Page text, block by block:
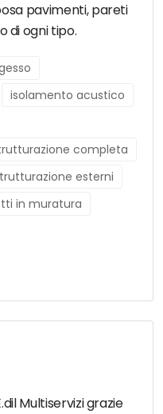
pavimenti, pareti
di ogni tipo.
isolamento acustico
completa
esterni
in muratura
Multiservizi grazie